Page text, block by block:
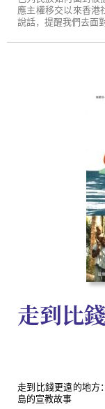
應主權移交以來香港
說話，提醒我們去面
走到比
走到比錢更遠的地方
島的宣教故事